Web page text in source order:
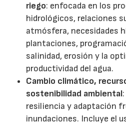
riego: enfocada en los
hidrológicos, relaciones
atmósfera, necesidades
plantaciones,
salinidad, erosión y la
productividad del agua.
Cambio climático,
sostenibilidad ambiental
resiliencia y adaptación
inundaciones. Incluye el